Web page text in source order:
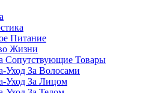
Питание
Жизни
Сопутствующие Товары
Уход За Волосами
Уход За Лицом